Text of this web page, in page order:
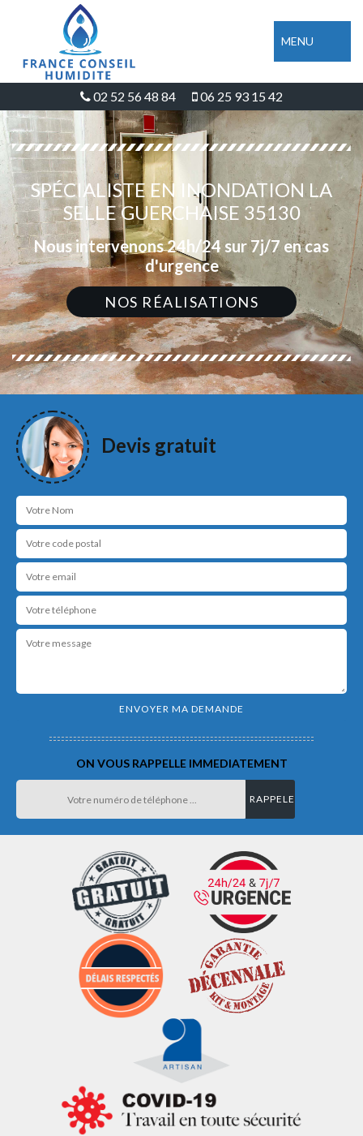
MENU
02 52 56 48 84 06 25 93 15 42
SPÉCIALISTE EN INONDATION LA
SELLE GUERCHAISE 35130
Nous intervenons 24h/24 sur 7j/7 en cas
d'urgence
NOS RÉALISATIONS
Devis gratuit
ON VOUS RAPPELLE IMMEDIATEMENT